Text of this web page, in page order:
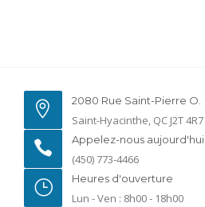
2080 Rue Saint-Pierre O.
Saint-Hyacinthe, QC J2T 4R7
Appelez-nous aujourd'hui
(450) 773-4466
Heures d'ouverture
Lun - Ven : 8h00 - 18h00